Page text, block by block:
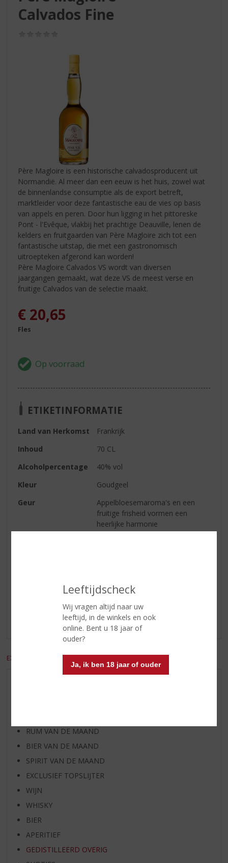
Leeftijdscheck
Wij vragen altijd naar uw
leeftijd, in de winkels en ook
online. Bent u 18 jaar of
ouder?
Ja, ik ben 18 jaar of ouder
Calvados Fine
Père Magloire is een historische calvadosproducent uit
Normandië. Al meer dan een eeuw is het huis, zowel wat
de binnenlandse consumptie als de export betreft,
marktleider voor deze fantastische eau de vies op basis
van appels en peren. Door hun ligging in het pittoreske
Pont - l'Evêque, vlakbij het prachtige Deauville, lenen de
kelders en fruitgaarden van Père Magloire zich tot een
fantastische uitstap, die met een gastronomisch
uitroepteken afgerond kan worden!
Père Magloire Calvados VS wordt van diversen
jaargangen gemaakt, wat deze VS de meest verse en
fruitige Calvados van de selectie maakt.
€ 20,65
Fles
ETIKETINFORMATIE
Land van Herkomst
Frankrijk
Inhoud
70 CL
Alcoholpercentage
40% vol
Kleur
Goudgeel
Geur
Appelbloesemaroma's en een
fruitige frisheid vormen een
heerlijke harmonie
Reviews
Schrijf een review
Er zijn nog geen reviews geplaatst voor dit product
EXCL. BTW
RUM VAN DE MAAND
BIER VAN DE MAAND
SPIRIT VAN DE MAAND
EXCLUSIEF TOPSLIJTER
WIJN
WHISKY
BIER
APERITIEF
GEDISTILLEERD OVERIG